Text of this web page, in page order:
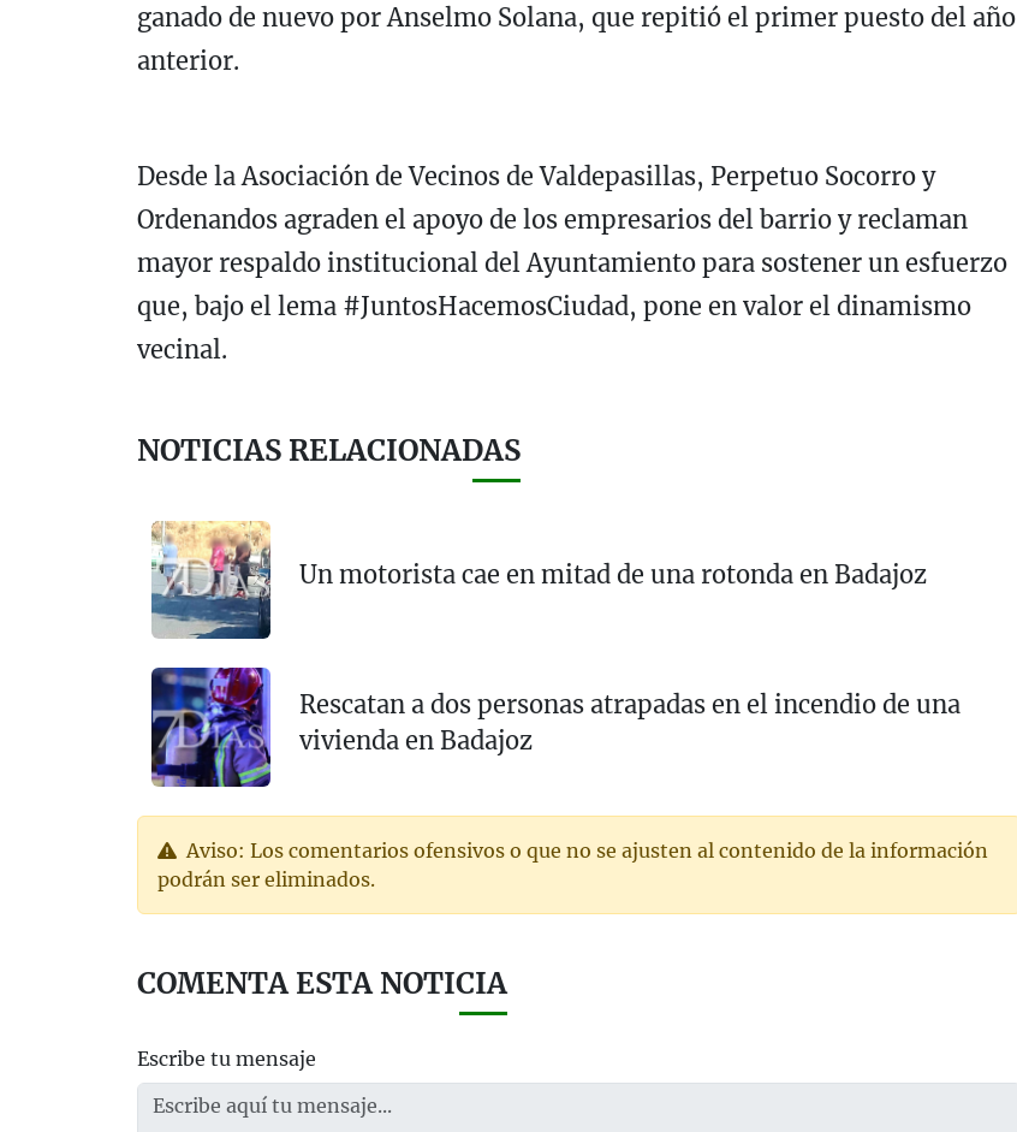
ganado de nuevo por Anselmo Solana, que repitió el primer puesto del año
anterior.
Desde la Asociación de Vecinos de Valdepasillas, Perpetuo Socorro y
Ordenandos agraden el apoyo de los empresarios del barrio y reclaman
mayor respaldo institucional del Ayuntamiento para sostener un esfuerzo
que, bajo el lema #JuntosHacemosCiudad, pone en valor el dinamismo
vecinal.
NOTICIAS RELACIONADAS
Un motorista cae en mitad de una rotonda en Badajoz
Rescatan a dos personas atrapadas en el incendio de una
vivienda en Badajoz
Aviso: Los comentarios ofensivos o que no se ajusten al contenido de la información
podrán ser eliminados.
COMENTA ESTA NOTICIA
Escribe tu mensaje